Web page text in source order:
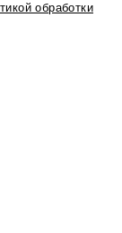
обработки